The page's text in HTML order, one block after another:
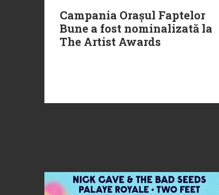
Campania Orașul Faptelor
Bune a fost nominalizată la
The Artist Awards